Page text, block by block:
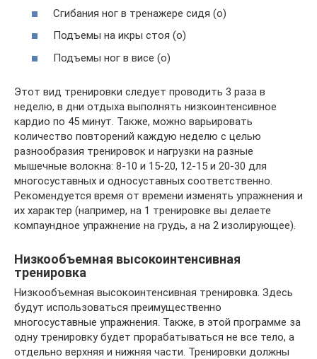
Сгибания ног в тренажере сидя (о)
Подъемы на икры стоя (о)
Подъемы ног в висе (о)
Этот вид тренировки следует проводить 3 раза в
неделю, в дни отдыха выполнять низкоинтенсивное
кардио по 45 минут. Также, можно варьировать
количество повторений каждую неделю с целью
разнообразия тренировок и нагрузки на разные
мышечные волокна: 8-10 и 15-20, 12-15 и 20-30 для
многосуставных и односуставных соответственно.
Рекомендуется время от времени изменять упражнения и
их характер (например, на 1 тренировке вы делаете
компаундное упражнение на грудь, а на 2 изолирующее).
Низкообъемная высокоинтенсивная
тренировка
Низкообъемная высокоинтенсивная тренировка. Здесь
будут использоваться преимущественно
многосуставные упражнения. Также, в этой программе за
одну тренировку будет прорабатываться не все тело, а
отдельно верхняя и нижняя части. Тренировки должны